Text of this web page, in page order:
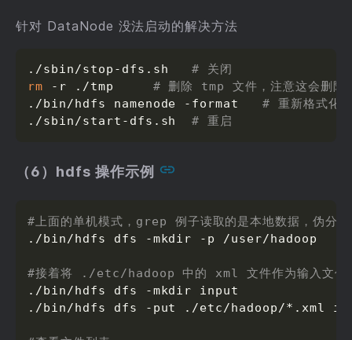
针对 DataNode 没法启动的解决方法
./sbin/stop-dfs.sh # 关闭
rm -r ./tmp # 删除 tmp 文件，注意这会删除
./bin/hdfs namenode -format # 重新格式化
./sbin/start-dfs.sh # 重启
（6）hdfs 操作示例
#上面的单机模式，grep 例子读取的是本地数据，伪分
./bin/hdfs dfs -mkdir -p /user/hadoop
#接着将 ./etc/hadoop 中的 xml 文件作为输入文件
./bin/hdfs dfs -mkdir input
./bin/hdfs dfs -put ./etc/hadoop/*.xml